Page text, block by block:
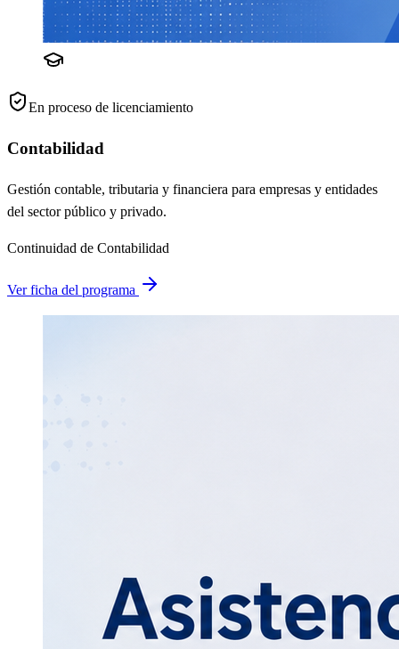
En proceso de licenciamiento
Contabilidad
Gestión contable, tributaria y financiera para empresas y entidades
del sector público y privado.
Continuidad de Contabilidad
Ver ficha del programa